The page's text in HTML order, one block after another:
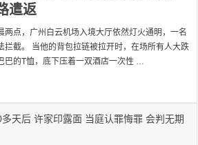
遣返
两点，广州白云机场入境大厅依然灯火通明，一名
拦截。 当他的背包拉链被拉开时，在场所有人大跌
巴的T恤，底下压着一双酒店一次性 …
天后 许家印露面 当庭认罪悔罪 会判无期